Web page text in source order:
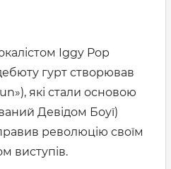
Iggy Pop
гурт створював
які стали основою
Девідом Боуї)
революцію своїм
виступів.